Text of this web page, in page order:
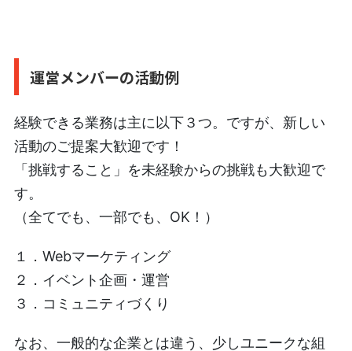
運営メンバーの活動例
経験できる業務は主に以下３つ。ですが、新しい
活動のご提案大歓迎です！
「挑戦すること」を未経験からの挑戦も大歓迎で
す。
（全てでも、一部でも、OK！）
１．Webマーケティング
２．イベント企画・運営
３．コミュニティづくり
なお、一般的な企業とは違う、少しユニークな組